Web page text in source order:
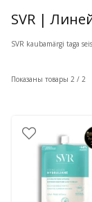
SVR |
Показаны товары 2 / 2